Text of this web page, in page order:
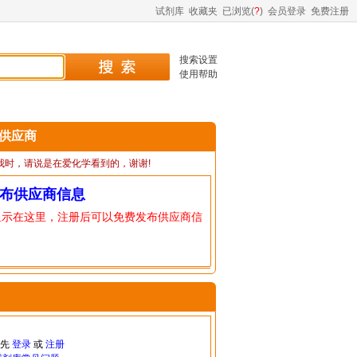
试剂库 收藏夹 已浏览(?) 会员登录 免费注册
搜索设置
使用帮助
应商
时，请说是在爱化学看到的，谢谢!
供应商信息
在这里，注册后可以免费发布供应商信
登录或 注册